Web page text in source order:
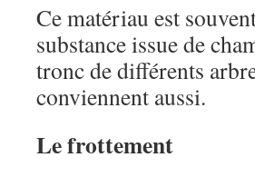
Ce matériau est
substance issue de
tronc de différents
conviennent aussi.
Le frottement